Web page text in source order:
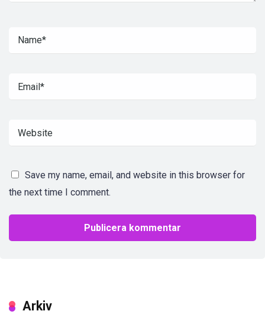
Save my name, email, and website in this browser for
the next time I comment.
Arkiv